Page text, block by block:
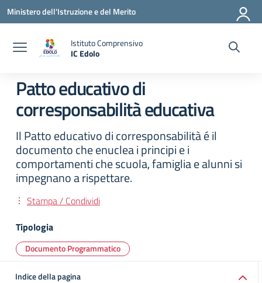
Vai ai contenuti
Vai al menu di navigazione
Vai al footer
Ministero dell'Istruzione e del Merito
Istituto Comprensivo
IC Edolo
Patto educativo di
corresponsabilità educativa
Il Patto educativo di corresponsabilità é il
documento che enuclea i principi e i
comportamenti che scuola, famiglia e alunni si
impegnano a rispettare.
Stampa / Condividi
Tipologia
Documento Programmatico
Indice della pagina